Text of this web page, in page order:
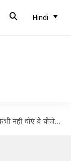
Hindi
चीजें, खराब होने हो सकता है खतरा